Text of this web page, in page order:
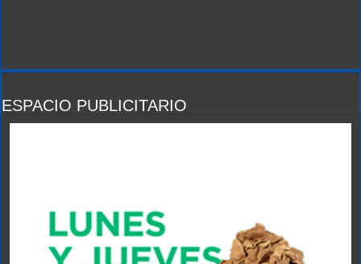
ESPACIO PUBLICITARIO